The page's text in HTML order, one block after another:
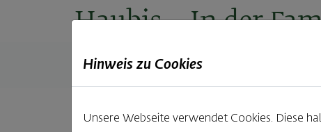
Haubis– In der
Produkte Backstuben
Hinweis zu Cookies
Unsere Webseite verwendet Cookies. Diese